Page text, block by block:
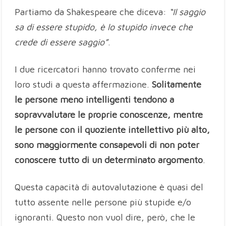
Partiamo da Shakespeare che diceva: “Il saggio
sa di essere stupido, è lo stupido invece che
crede di essere saggio”.
I due ricercatori hanno trovato conferme nei
loro studi a questa affermazione.Solitamente
le persone meno intelligenti tendono a
sopravvalutare le proprie conoscenze, mentre
le persone con il quoziente intellettivo più alto,
sono maggiormente consapevoli di non poter
conoscere tutto di un determinato argomento.
Questa capacità di autovalutazione è quasi del
tutto assente nelle persone più stupide e/o
ignoranti. Questo non vuol dire, però, che le